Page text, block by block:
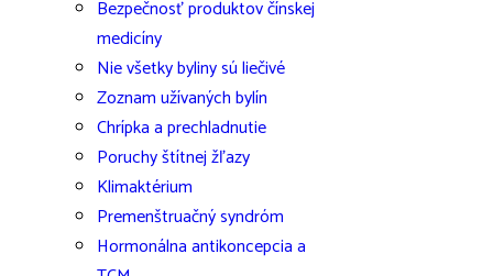
Bezpečnosť produktov čínskej
medicíny
Nie všetky byliny sú liečivé
Zoznam užívaných bylín
Chrípka a prechladnutie
Poruchy štítnej žľazy
Klimaktérium
Premenštruačný syndróm
Hormonálna antikoncepcia a